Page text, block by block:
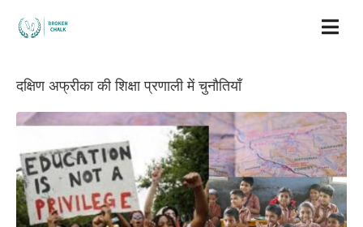
दक्षिण अफ्रीका की शिक्षा प्रणाली में चुनौतियाँ